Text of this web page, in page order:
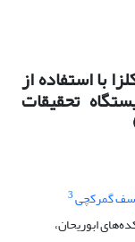
با استفاده از
تحقیقات
گمرکچی3
ابوریحان،